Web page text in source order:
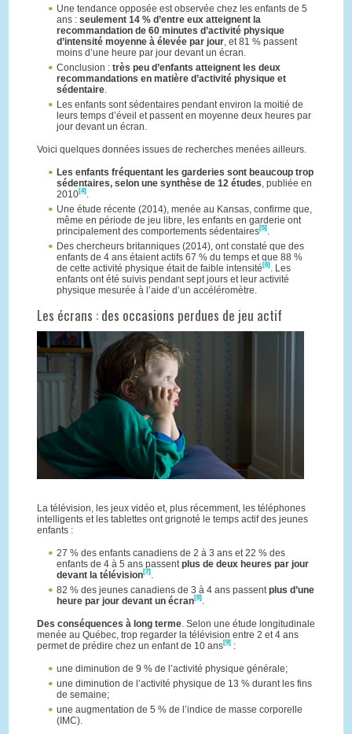
Une tendance opposée est observée chez les enfants de 5
ans : seulement 14 % d’entre eux atteignent la
recommandation de 60 minutes d’activité physique
d’intensité moyenne à élevée par jour, et 81 % passent
moins d’une heure par jour devant un écran.
Conclusion : très peu d’enfants atteignent les deux
recommandations en matière d’activité physique et
sédentaire.
Les enfants sont sédentaires pendant environ la moitié de
leurs temps d’éveil et passent en moyenne deux heures par
jour devant un écran.
Voici quelques données issues de recherches menées ailleurs.
Les enfants fréquentant les garderies sont beaucoup trop
sédentaires, selon une synthèse de 12 études , publiée en
2010[4] .
Une étude récente (2014), menée au Kansas, confirme que,
même en période de jeu libre, les enfants en garderie ont
principalement des comportements sédentaires[5] .
Des chercheurs britanniques (2014), ont constaté que des
enfants de 4 ans étaient actifs 67 % du temps et que 88 %
de cette activité physique était de faible intensité [6] . Les
enfants ont été suivis pendant sept jours et leur activité
physique mesurée à l’aide d’un accéléromètre.
Les écrans : des occasions perdues de jeu actif
La télévision, les jeux vidéo et, plus récemment, les téléphones
intelligents et les tablettes ont grignoté le temps actif des jeunes
enfants :
27 % des enfants canadiens de 2 à 3 ans et 22 % des
enfants de 4 à 5 ans passent plus de deux heures par jour
devant la télévision[7] .
82 % des jeunes canadiens de 3 à 4 ans passent plus d’une
heure par jour devant un écran[8] .
Des conséquences à long terme. Selon une étude longitudinale
menée au Québec, trop regarder la télévision entre 2 et 4 ans
permet de prédire chez un enfant de 10 ans[9] :
une diminution de 9 % de l’activité physique générale;
une diminution de l’activité physique de 13 % durant les fins
de semaine;
une augmentation de 5 % de l’indice de masse corporelle
(IMC).